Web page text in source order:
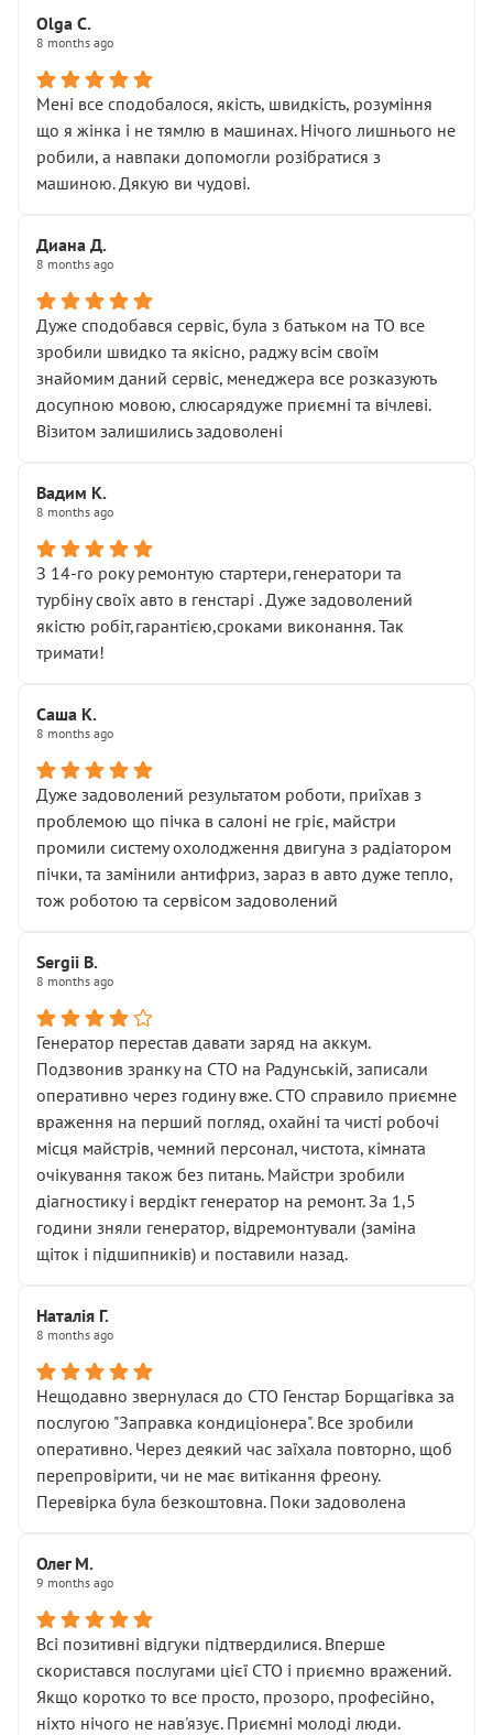
Стосовно комунікації - все добре
Olga С.
8 months ago
Мені все сподобалося, якість, швидкість, розуміння
що я жінка і не тямлю в машинах. Нічого лишнього не
робили, а навпаки допомогли розібратися з
машиною. Дякую ви чудові.
Диана Д.
8 months ago
Дуже сподобався сервіс, була з батьком на ТО все
зробили швидко та якісно, раджу всім своїм
знайомим даний сервіс, менеджера все розказують
досупною мовою, слюсарядуже приємні та вічлеві.
Візитом залишились задоволені
Вадим К.
8 months ago
З 14-го року ремонтую стартери,генератори та
турбіну своїх авто в генстарі . Дуже задоволений
якістю робіт,гарантією,сроками виконання. Так
тримати!
Саша К.
8 months ago
Дуже задоволений результатом роботи, приїхав з
проблемою що пічка в салоні не гріє, майстри
промили систему охолодження двигуна з радіатором
пічки, та замінили антифриз, зараз в авто дуже тепло,
тож роботою та сервісом задоволений
Sergii B.
8 months ago
Генератор перестав давати заряд на аккум.
Подзвонив зранку на СТО на Радунській, записали
оперативно через годину вже. СТО справило приємне
враження на перший погляд, охайні та чисті робочі
місця майстрів, чемний персонал, чистота, кімната
очікування також без питань. Майстри зробили
діагностику і вердікт генератор на ремонт. За 1,5
години зняли генератор, відремонтували (заміна
щіток і підшипників) и поставили назад.
Наталія Г.
8 months ago
Нещодавно звернулася до СТО Генстар Борщагівка за
послугою "Заправка кондиціонера". Все зробили
оперативно. Через деякий час заїхала повторно, щоб
перепровірити, чи не має витікання фреону.
Перевірка була безкоштовна. Поки задоволена
Олег М.
9 months ago
Всі позитивні відгуки підтвердилися. Вперше
скористався послугами цієї СТО і приємно вражений.
Якщо коротко то все просто, прозоро, професійно,
ніхто нічого не нав'язує. Приємні молоді люди.